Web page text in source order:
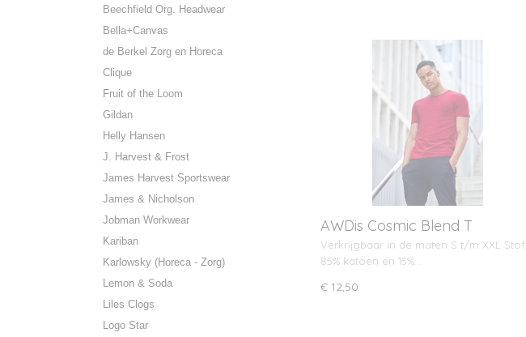
Beechfield Org. Headwear
Bella+Canvas
de Berkel Zorg en Horeca
Clique
Fruit of the Loom
Gildan
Helly Hansen
J. Harvest & Frost
James Harvest Sportswear
James & Nicholson
Jobman Workwear
Kariban
Karlowsky (Horeca - Zorg)
Lemon & Soda
Liles Clogs
Logo Star
AWDis Cosmic Blend T
Verkrijgbaar in de maten S t/m XXL Stof:
85% katoen en 15%…
€ 12,50